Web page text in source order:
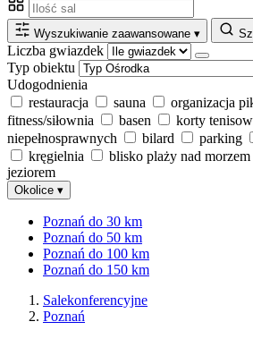
Wyszukiwanie zaawansowane ▾
Liczba gwiazdek
Typ obiektu
Udogodnienia
restauracja
sauna organizacja
fitness/siłownia
basen korty
niepełnosprawnych
bilard parking
kręgielnia
blisko plaży nad morzem
jeziorem
Okolice ▾
Poznań do 30 km
Poznań do 50 km
Poznań do 100 km
Poznań do 150 km
Salekonferencyjne
Poznań